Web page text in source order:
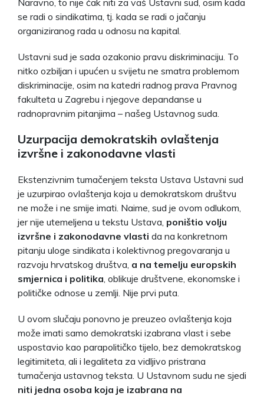
se radi o sindikatima, tj. kada se radi o jačanju
organiziranog rada u odnosu na kapital.
Ustavni sud je sada ozakonio pravu diskriminaciju. To
nitko ozbiljan i upućen u svijetu ne smatra problemom
diskriminacije, osim na katedri radnog prava Pravnog
fakulteta u Zagrebu i njegove depandanse u
radnopravnim pitanjima – našeg Ustavnog suda.
Uzurpacija demokratskih ovlaštenja
izvršne i zakonodavne vlasti
Ekstenzivnim tumačenjem teksta Ustava Ustavni sud
je uzurpirao ovlaštenja koja u demokratskom društvu
ne može i ne smije imati. Naime, sud je ovom odlukom,
jer nije utemeljena u tekstu Ustava, poništio volju
izvršne i zakonodavne vlasti da na konkretnom
pitanju uloge sindikata i kolektivnog pregovaranja u
razvoju hrvatskog društva, a na temelju europskih
smjernica i politika , oblikuje društvene, ekonomske i
političke odnose u zemlji. Nije prvi puta.
U ovom slučaju ponovno je preuzeo ovlaštenja koja
može imati samo demokratski izabrana vlast i sebe
uspostavio kao parapolitičko tijelo, bez demokratskog
legitimiteta, ali i legaliteta za vidljivo pristrana
tumačenja ustavnog teksta. U Ustavnom sudu ne sjedi
niti jedna osoba koja je izabrana na